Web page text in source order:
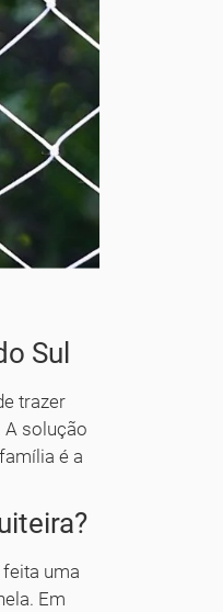
Sul
trazer
A solução
é a
uma
Em